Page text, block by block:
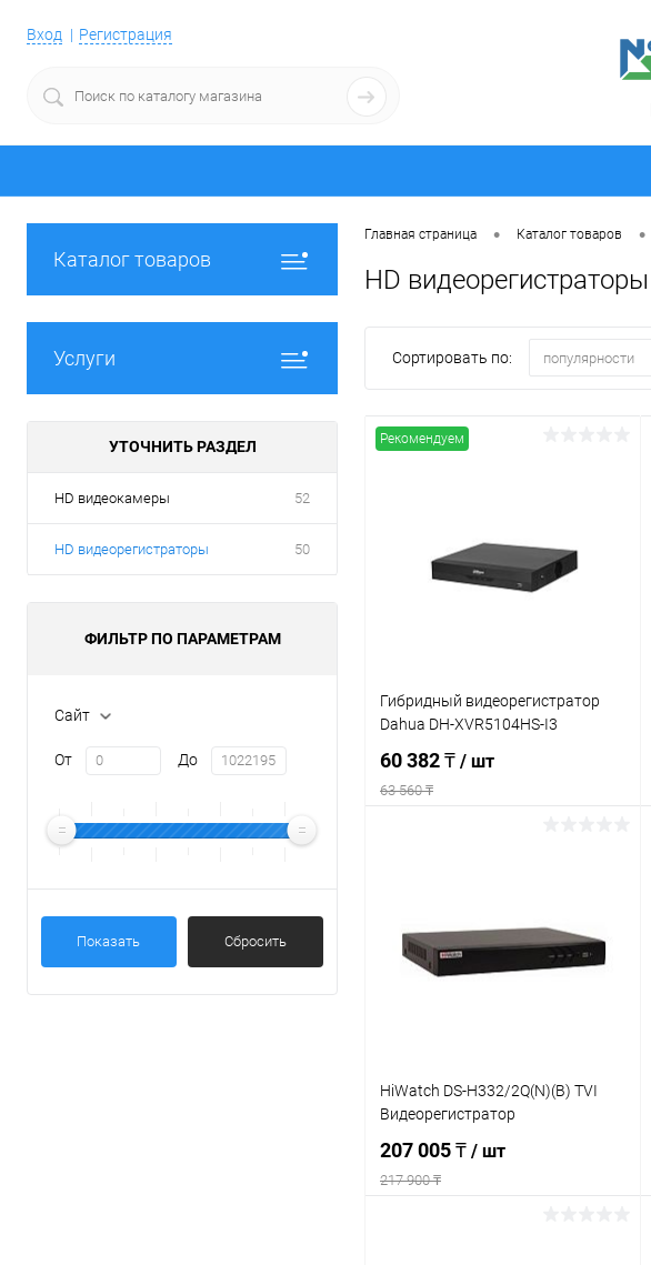
Вход Регистрация
Каталог товаров
Услуги
УТОЧНИТЬ РАЗДЕЛ
HD видеокамеры 52
HD видеорегистраторы 50
ФИЛЬТР ПО ПАРАМЕТРАМ
Сайт
От До
Показать Сбросить
Главная страница • Каталог товаров •
HD видеорегистраторы
Сортировать по: популярности
Рекомендуем
Гибридный видеорегистратор
Dahua DH-XVR5104HS-I3
60 382 ₸ / шт
63 560 ₸
В избранное В наличии
HiWatch DS-H332/2Q(N)(B) TVI
Видеорегистратор
207 005 ₸ / шт
217 900 ₸